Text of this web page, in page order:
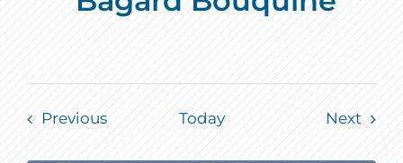
PreviousEvents Today Next